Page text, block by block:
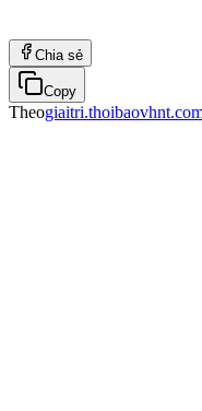
Chia sẻ
Copy
Theo